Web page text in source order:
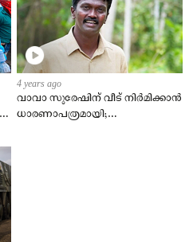
4 years ago
വാവാ സുരേഷിന് വീട് നിര്‍മിക്കാന്‍
ധാരണാപത്രമായി;